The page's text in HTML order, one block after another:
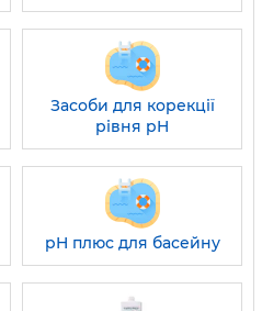
Засоби для корекції
рівня pH
pH плюс для басейну